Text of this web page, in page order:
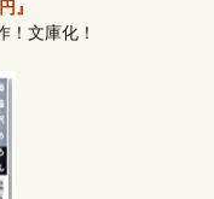
』
！文庫化！